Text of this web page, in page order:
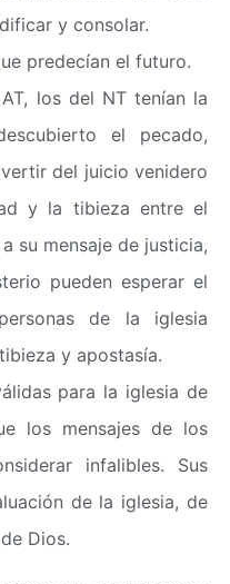
y consolar.
predecían el futuro.
los del NT tenían la
el pecado,
del juicio venidero
y la tibieza entre el
su mensaje de justicia,
pueden esperar el
de la iglesia
y apostasía.
para la iglesia de
los mensajes de los
infalibles. Sus
de la iglesia, de
Dios.